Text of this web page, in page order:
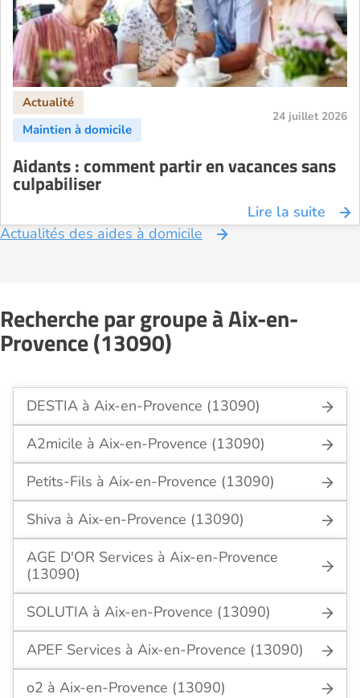
24 juillet 2026
Aidants : comment partir en vacances sans
culpabiliser
Lire la suite
Actualités des aides à domicile
Recherche par groupe à Aix-en-
Provence (13090)
DESTIA à Aix-en-Provence (13090)
A2micile à Aix-en-Provence (13090)
Petits-Fils à Aix-en-Provence (13090)
Shiva à Aix-en-Provence (13090)
AGE D'OR Services à Aix-en-Provence
(13090)
SOLUTIA à Aix-en-Provence (13090)
APEF Services à Aix-en-Provence (13090)
o2 à Aix-en-Provence (13090)